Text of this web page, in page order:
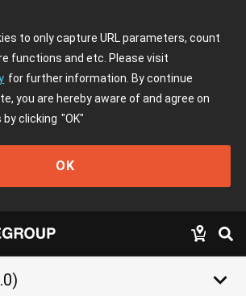
to only capture URL parameters, count
functions and etc. Please visit
for further information. By continue
you are hereby aware of and agree on
by clicking "OK"
OK
keyboard_arrow_down